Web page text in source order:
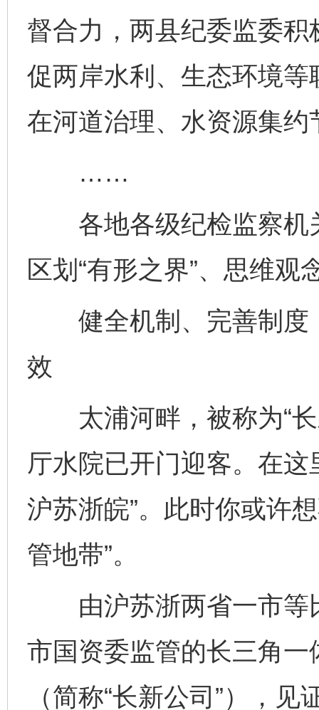
督合力，两县纪委监委
促两岸水利、生态环境
在河道治理、水资源集
……
各地各级纪检监察机
区划“有形之界”、思维观
健全机制、完善制度
效
太浦河畔，被称为“
厅水院已开门迎客。在
沪苏浙皖”。此时你或许
管地带”。
由沪苏浙两省一市等
市国资委监管的长三角
（简称“长新公司”），